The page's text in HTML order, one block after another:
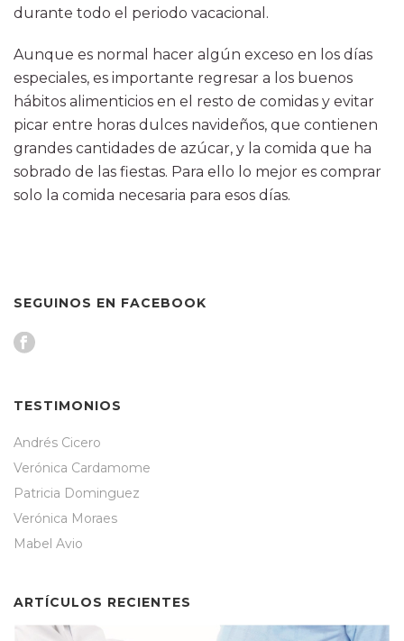
durante todo el periodo vacacional.
Aunque es normal hacer algún exceso en los días
especiales, es importante regresar a los buenos
hábitos alimenticios en el resto de comidas y evitar
picar entre horas dulces navideños, que contienen
grandes cantidades de azúcar, y la comida que ha
sobrado de las fiestas. Para ello lo mejor es comprar
solo la comida necesaria para esos días.
SEGUINOS EN FACEBOOK
TESTIMONIOS
Andrés Cicero
Verónica Cardamome
Patricia Dominguez
Verónica Moraes
Mabel Avio
ARTÍCULOS RECIENTES